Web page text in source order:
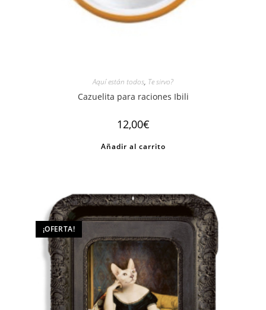
Aquí están todos, Te sirvo?
Cazuelita para raciones Ibili
12,00€
Añadir al carrito
¡OFERTA!